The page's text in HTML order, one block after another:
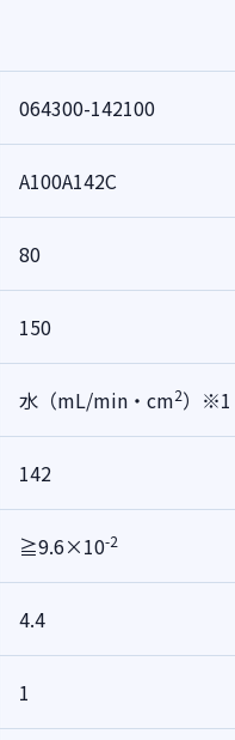
064300-142100
A100A142C
80
150
水（mL/min・cm2）※1
142
≧9.6×10-2
4.4
1